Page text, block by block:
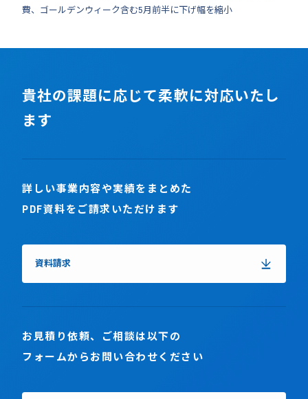
費、ゴールデンウィーク含む5月前半に下げ幅を縮小
貴社の課題に応じて柔軟に対応いたし
ます
詳しい事業内容や実績をまとめた
PDF資料をご請求いただけます
資料請求
お見積り依頼、ご相談は以下の
フォームからお問い合わせください